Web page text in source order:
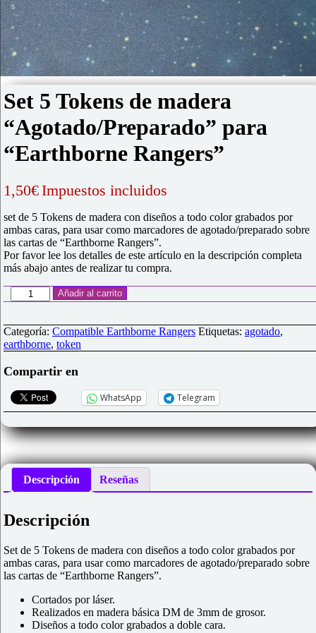
Set 5 Tokens de madera
“Agotado/Preparado” para
“Earthborne Rangers”
1,50€Impuestos incluidos
set de 5 Tokens de madera con diseños a todo color grabados por
ambas caras, para usar como marcadores de agotado/preparado sobre
las cartas de “Earthborne Rangers”.
Por favor lee los detalles de este artículo en la descripción completa
más abajo antes de realizar tu compra.
5
de
madera
"Agotado/Preparado"
para
"Earthborne
Rangers"
cantidad
Añadir al carrito
Categoría: Compatible Earthborne Rangers Etiquetas: agotado,
earthborne, token
Compartir en
WhatsApp Telegram
Descripción Reseñas
Descripción
Set de 5 Tokens de madera con diseños a todo color grabados por
ambas caras, para usar como marcadores de agotado/preparado sobre
las cartas de “Earthborne Rangers”.
Cortados por láser.
Realizados en madera básica DM de 3mm de grosor.
Diseños a todo color grabados a doble cara.